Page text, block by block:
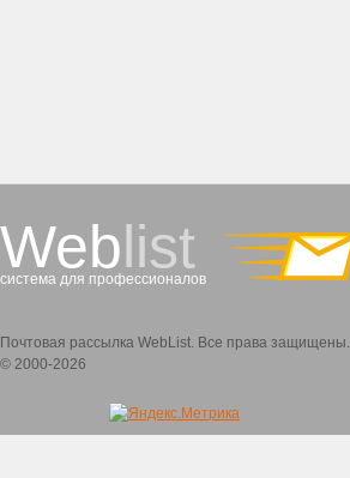
Weblist
система для профессионалов
Почтовая рассылка WebList. Все права защищены.
© 2000-2026